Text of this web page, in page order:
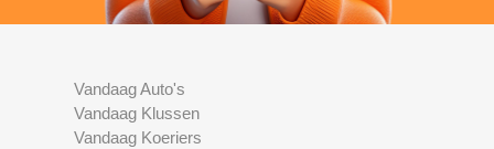
Vandaag Auto's
Vandaag Klussen
Vandaag Koeriers